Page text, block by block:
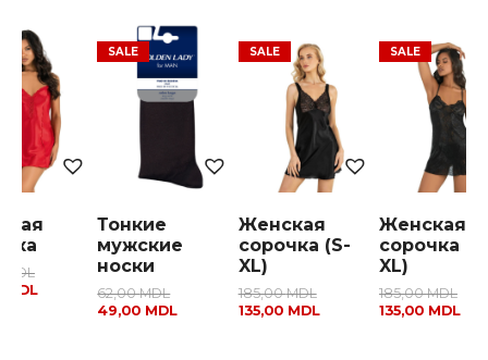
MDL
MDL
Тонкие
мужские
носки
62,00MDL
49,00 MDL
Женская
сорочка (S-
XL)
185,00MDL
135,00 MDL
Женская
сорочка
XL)
185,00MDL
135,00 MDL